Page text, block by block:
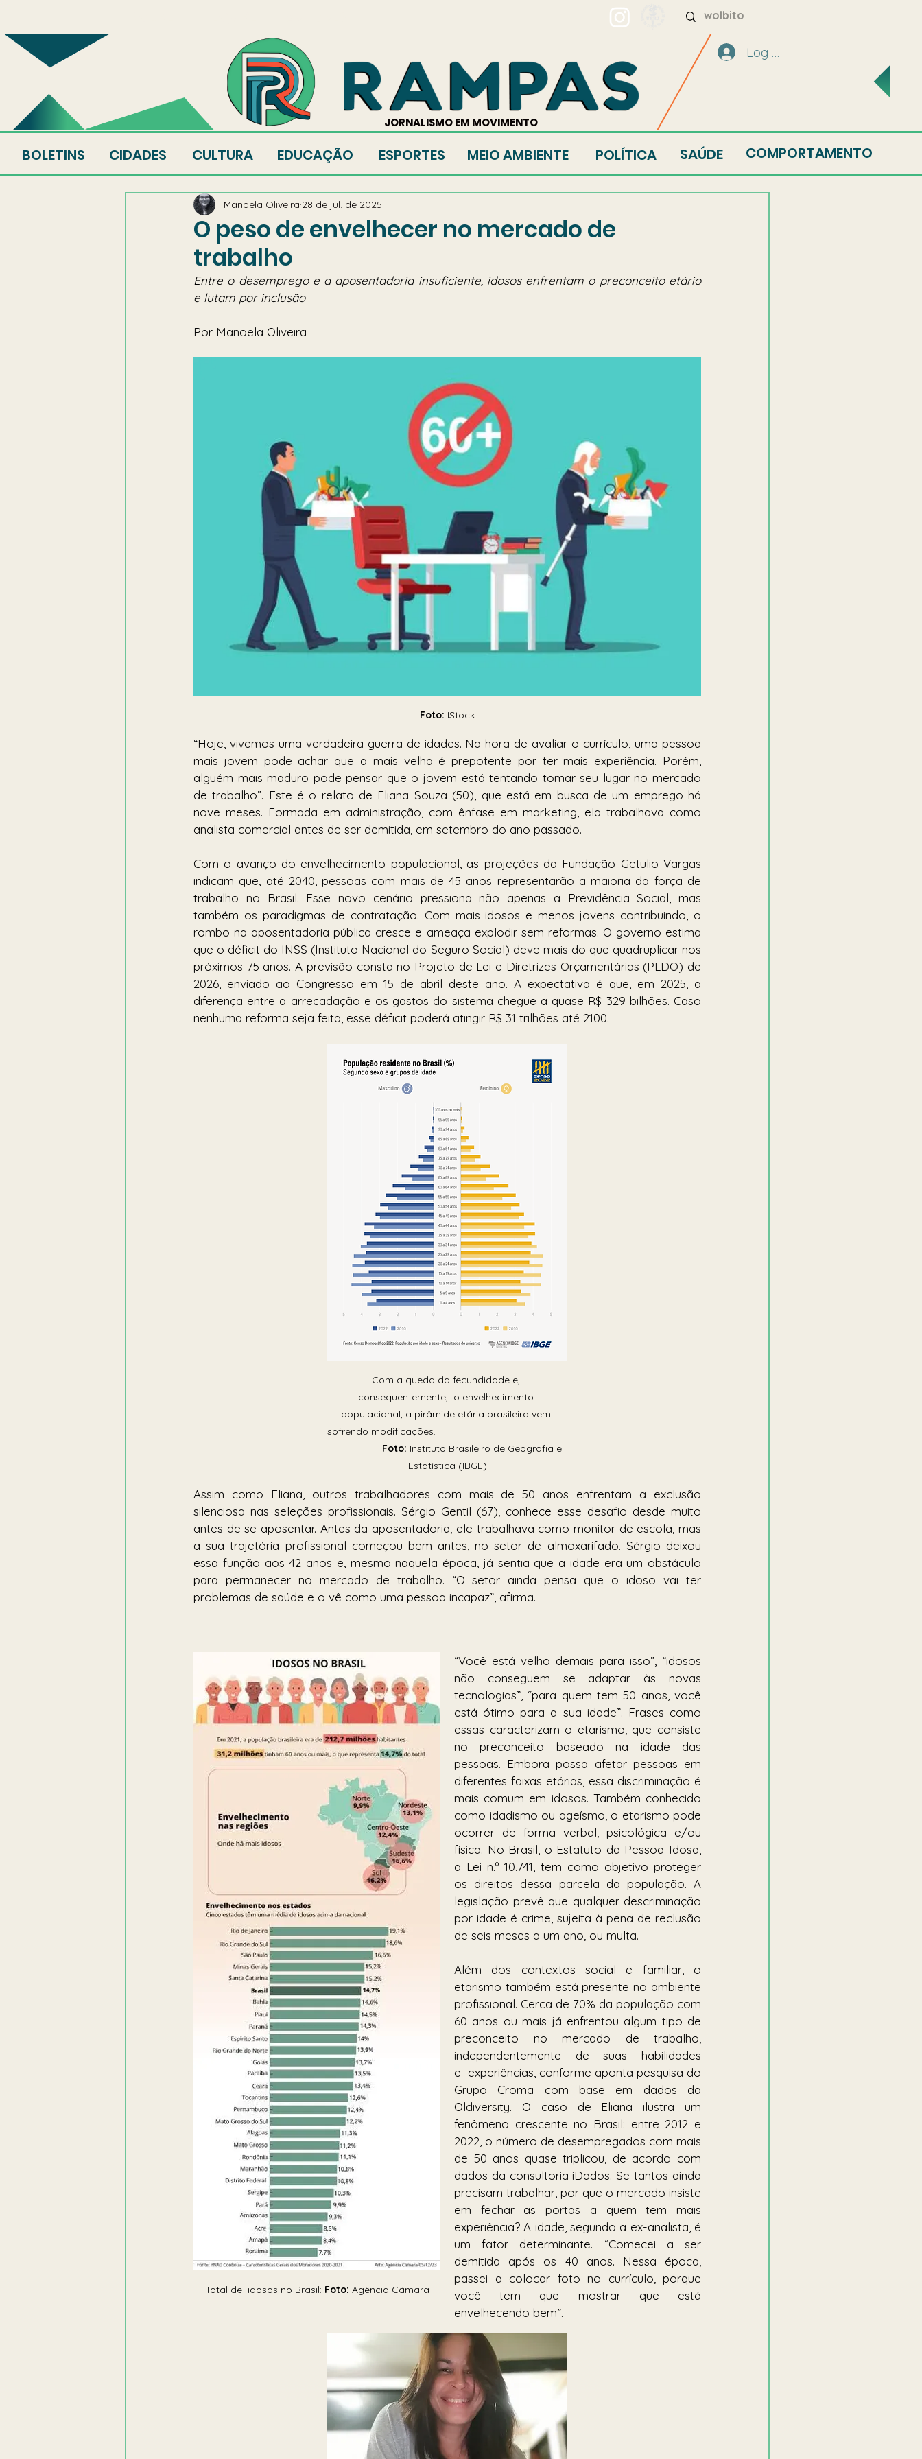
JORNALISMO EM MOVIMENTO
Log In
CIDADES CULTURA
BOLETINS ESPORTES MEIO AMBIENTE
EDUCAÇÃO POLÍTICA SAÚDE COMPORTAMENTO
O peso de envelhecer no mercado de
trabalho
Manoela Oliveira 28 de jul. de 2025
Entre o desemprego e a aposentadoria insuficiente, idosos enfrentam o preconceito etário
e lutam por inclusão
Por Manoela Oliveira
Foto: IStock
“Hoje, vivemos uma verdadeira guerra de idades. Na hora de avaliar o currículo, uma pessoa
mais jovem pode achar que a mais velha é prepotente por ter mais experiência. Porém,
alguém mais maduro pode pensar que o jovem está tentando tomar seu lugar no mercado
de trabalho”. Este é o relato de Eliana Souza (50), que está em busca de um emprego há
nove meses. Formada em administração, com ênfase em marketing, ela trabalhava como
analista comercial antes de ser demitida, em setembro do ano passado.
Com o avanço do envelhecimento populacional, as projeções da Fundação Getulio Vargas
indicam que, até 2040, pessoas com mais de 45 anos representarão a maioria da força de
trabalho no Brasil. Esse novo cenário pressiona não apenas a Previdência Social, mas
também os paradigmas de contratação. Com mais idosos e menos jovens contribuindo, o
rombo na aposentadoria pública cresce e ameaça explodir sem reformas. O governo estima
que o déficit do INSS (Instituto Nacional do Seguro Social) deve mais do que quadruplicar nos
próximos 75 anos. A previsão consta no Projeto de Lei e Diretrizes Orçamentárias (PLDO) de
2026, enviado ao Congresso em 15 de abril deste ano. A expectativa é que, em 2025, a
diferença entre a arrecadação e os gastos do sistema chegue a quase R$ 329 bilhões. Caso
nenhuma reforma seja feita, esse déficit poderá atingir R$ 31 trilhões até 2100.
Com a queda da fecundidade e,
consequentemente,  o envelhecimento
populacional, a pirâmide etária brasileira vem
sofrendo modificações.
                   Foto:
Instituto Brasileiro de Geografia e
Estatística (IBGE)
Assim como Eliana, outros trabalhadores com mais de 50 anos enfrentam a exclusão
silenciosa nas seleções profissionais. Sérgio Gentil (67), conhece esse desafio desde muito
antes de se aposentar. Antes da aposentadoria, ele trabalhava como monitor de escola, mas
a sua trajetória profissional começou bem antes, no setor de almoxarifado. Sérgio deixou
essa função aos 42 anos e, mesmo naquela época, já sentia que a idade era um obstáculo
para permanecer no mercado de trabalho. “O setor ainda pensa que o idoso vai ter
problemas de saúde e o vê como uma pessoa incapaz”, afirma.
Total de  idosos no Brasil: Foto: Agência Câmara
“Você está velho demais para isso”, “idosos
não conseguem se adaptar às novas
tecnologias”, “para quem tem 50 anos, você
está ótimo para a sua idade”. Frases como
essas caracterizam o etarismo, que consiste
no preconceito baseado na idade das
pessoas. Embora possa afetar pessoas em
diferentes faixas etárias, essa discriminação é
mais comum em idosos. Também conhecido
como idadismo ou ageísmo, o etarismo pode
ocorrer de forma verbal, psicológica e/ou
física. No Brasil, o Estatuto da Pessoa Idosa,
a Lei n.º 10.741, tem como objetivo proteger
os direitos dessa parcela da população. A
legislação prevê que qualquer descriminação
por idade é crime, sujeita à pena de reclusão
de seis meses a um ano, ou multa.
Além dos contextos social e familiar, o
etarismo também está presente no ambiente
profissional. Cerca de 70% da população com
60 anos ou mais já enfrentou algum tipo de
preconceito no mercado de trabalho,
independentemente de suas habilidades
e  experiências, conforme aponta pesquisa do
Grupo Croma com base em dados da
Oldiversity. O caso de Eliana ilustra um
fenômeno crescente no Brasil: entre 2012 e
2022, o número de desempregados com mais
de 50 anos quase triplicou, de acordo com
dados da consultoria iDados. Se tantos ainda
precisam trabalhar, por que o mercado insiste
em fechar as portas a quem tem mais
experiência? A idade, segundo a ex-analista, é
um fator determinante. “Comecei a ser
demitida após os 40 anos. Nessa época,
passei a colocar foto no currículo, porque
você tem que mostrar que está
envelhecendo bem”.